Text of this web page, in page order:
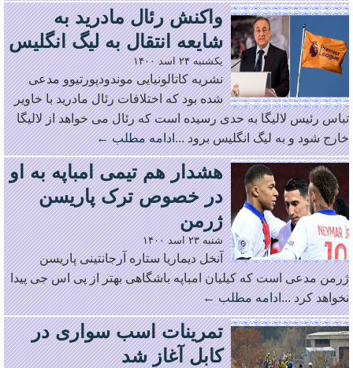
واکنش رئال مادرید به
شایعه انتقال به لیگ انگلیس
یکشنبه ۲۴ اسد ۱۴۰۰
نشریه کاتالونیایی موندودپورتیوو مدعی
شده بود که اختلافات رئال مادرید با خاویر
تباس رئیس لالیگا به حدی رسیده است که رئال می خواهد از لالیگا
خارج شود و به لیگ انگلیس برود ...ادامه مطلب ←
هشدار هم تیمی امباپه به او
در خصوص ترک پاریسن
ژرمن
شنبه ۲۳ اسد ۱۴۰۰
آنخل دیماریا ستاره آرجانتینی پاریسن
ژرمن مدعی است که کیلیان امباپه باشگاهی بهتر از پی اس جی پیدا
نخواهد کرد ...ادامه مطلب ←
تمرینات اسب سواری در
کابل آغاز شد